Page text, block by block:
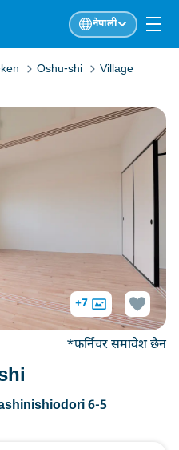
नेपाली
Oshu-shi
Village
6-5
+7
*फर्निचर समावेश छैन